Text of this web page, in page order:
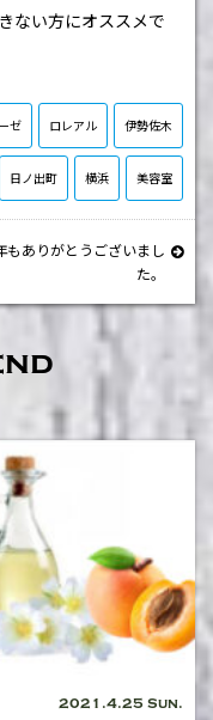
ない方にオススメで
ゼ ロレアル 伊勢佐木
日ノ出町 横浜 美容室
もありがとうございまし
た。
2021.4.25 Sun.